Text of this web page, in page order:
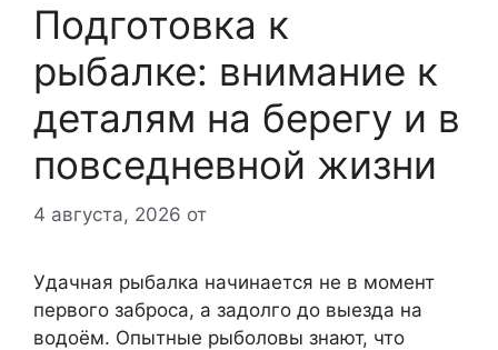
Подготовка к
рыбалке: внимание к
деталям на берегу и в
повседневной жизни
4 августа, 2026 от
Удачная рыбалка начинается не в момент
первого заброса, а задолго до выезда на
водоём. Опытные рыболовы знают, что